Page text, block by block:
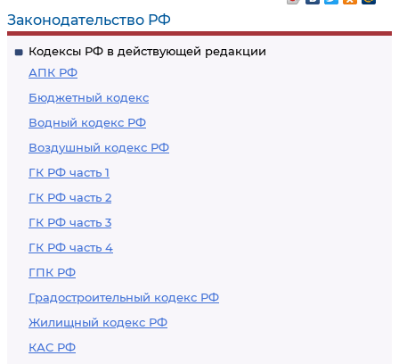
Законодательство РФ
Кодексы РФ в действующей редакции
АПК РФ
Бюджетный кодекс
Водный кодекс РФ
Воздушный кодекс РФ
ГК РФ часть 1
ГК РФ часть 2
ГК РФ часть 3
ГК РФ часть 4
ГПК РФ
Градостроительный кодекс РФ
Жилищный кодекс РФ
КАС РФ
процедуры
таможенного
транзита
уплате ввозных
таможенных
пошлин, налогов,